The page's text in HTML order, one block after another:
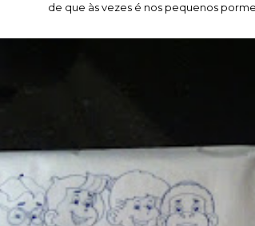
de que às vezes é nos pequenos